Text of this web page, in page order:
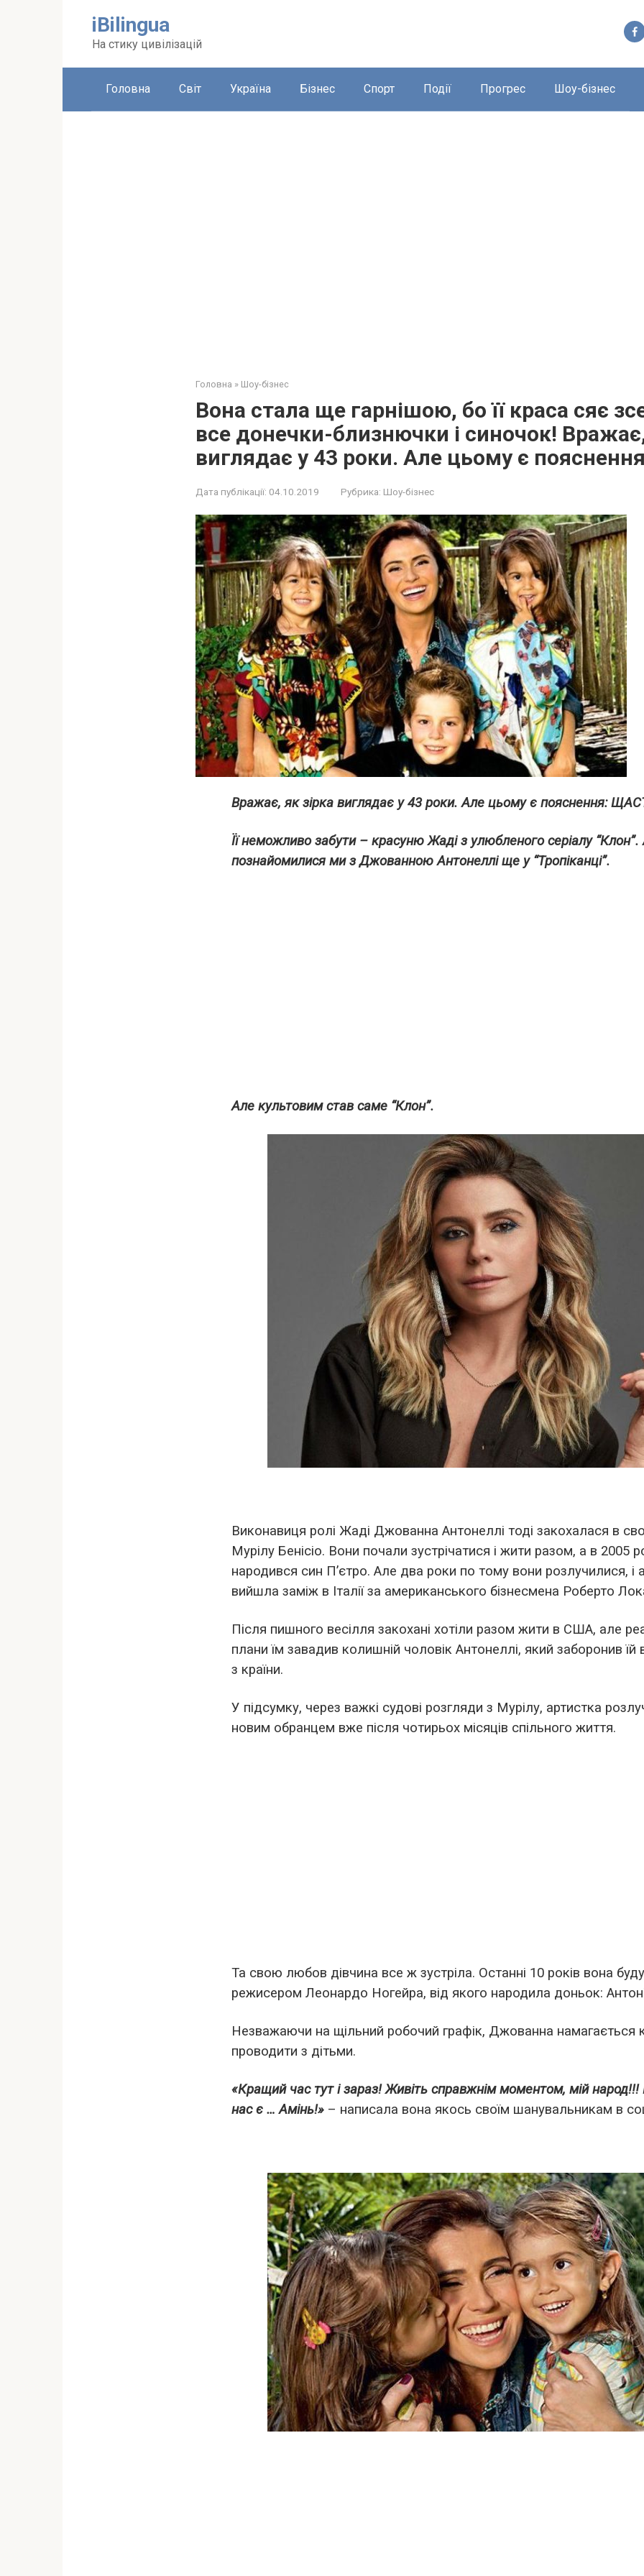
iBilingua
На стику цивілізацій
Головна Світ Україна Бізнес Спорт Події Прогрес Шоу-бізнес
Головна » Шоу-бізнес
Вона стала ще гарнішою, бо її краса сяє
все донечки-близнючки і синочок! Вражає,
виглядає у 43 роки. Але цьому є
Дата публікації: 04.10.2019 Рубрика: Шоу-бізнес
Вражає, як зірка виглядає у 43 роки. Але цьому є пояснення:
Її неможливо забути – красуню Жаді з улюбленого серіалу “Клон”.
познайомилися ми з Джованною Антонеллі ще у “Тропіканці”.
Але культовим став саме “Клон”.
Виконавиця ролі Жаді Джованна Антонеллі тоді закохалася в
Мурілу Бенісіо. Вони почали зустрічатися і жити разом, а в 2005
народився син П’єтро. Але два роки по тому вони розлучилися, і
вийшла заміж в Італії за американського бізнесмена Роберто
Після пишного весілля закохані хотіли разом жити в США, але
плани їм завадив колишній чоловік Антонеллі, який заборонив їй
з країни.
У підсумку, через важкі судові розгляди з Мурілу, артистка
новим обранцем вже після чотирьох місяців спільного життя.
Та свою любов дівчина все ж зустріла. Останні 10 років вона
режисером Леонардо Ногейра, від якого народила доньок:
Незважаючи на щільний робочий графік, Джованна намагається
проводити з дітьми.
«Кращий час тут і зараз! Живіть справжнім моментом, мій
нас є … Амінь!» – написала вона якось своїм шанувальникам в